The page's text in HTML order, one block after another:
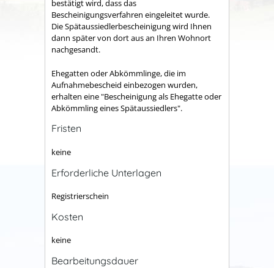
bestätigt wird, dass das
Bescheinigungsverfahren eingeleitet wurde.
Die Spätaussiedlerbescheinigung wird Ihnen
dann später von dort aus an Ihren Wohnort
nachgesandt.
Ehegatten oder Abkömmlinge, die im
Aufnahmebescheid einbezogen wurden,
erhalten eine "Bescheinigung als Ehegatte oder
Abkömmling eines Spätaussiedlers".
Fristen
keine
Erforderliche Unterlagen
Registrierschein
Kosten
keine
Bearbeitungsdauer